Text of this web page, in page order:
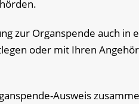
zur Organspende auch in
oder mit Ihren
Ausweis